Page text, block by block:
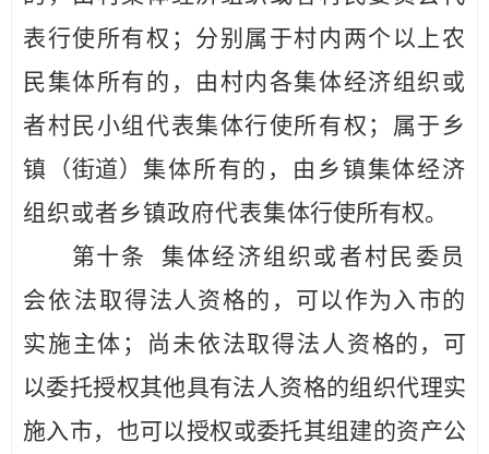
表行使所有权；分别属于村内两个以上农
民集体所有的，由村内各集体经济组织或
者村民小组代表集体行使所有权；属于乡
镇
（街道） 集体所有的，由乡镇集体经济
组织或者乡镇政府代表集体行使所有权。
第十条
集体经济组织或者村民委员
会依法取得法人资格的，可以作为入市的
实施主体；尚未依法取得法人资格的，可
以委托授权其他具有法人资格的组织代理实
施入市， 也可以授权或委托其组建的资产公